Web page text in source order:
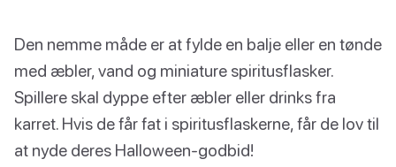
Den nemme måde er at fylde en balje eller en tønde
med æbler, vand og miniature spiritusflasker.
Spillere skal dyppe efter æbler eller drinks fra
karret. Hvis de får fat i spiritusflaskerne, får de lov til
at nyde deres Halloween-godbid!